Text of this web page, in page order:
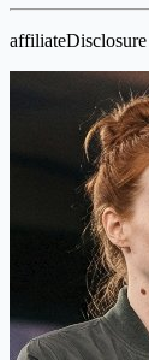
affiliateDisclosure